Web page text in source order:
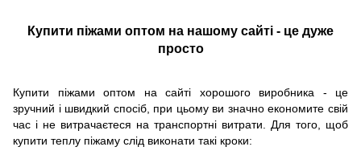
Купити піжами оптом на нашому сайті - це дуже
просто
Купити піжами оптом на сайті хорошого виробника - це
зручний і швидкий спосіб, при цьому ви значно економите свій
час і не витрачаєтеся на транспортні витрати. Для того, щоб
купити теплу піжаму слід виконати такі кроки: